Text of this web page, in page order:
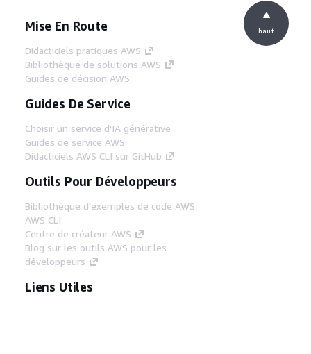
Mise En Route
Didacticiels pratiques AWS
Bibliothèque de solutions AWS
Guides de décision AWS
Guides De Service
Choisir un service d'IA générative
Guides de service AWS
Didacticiels AWS CLI sur GitHub
Outils Pour Développeurs
Bibliothèque d'exemples de code AWS
AWS CLI
Centre de créateur AWS
Blog sur les outils AWS pour les
développeurs
Liens Utiles
haut